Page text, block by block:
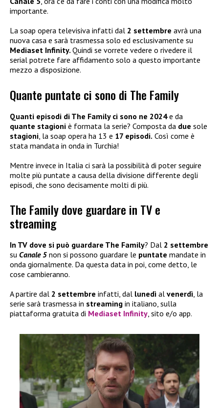
importante.
La soap opera televisiva infatti dal 2 settembre avrà una
nuova casa e sarà trasmessa solo ed esclusivamente su
Mediaset Infinity. Quindi se vorrete vedere o rivedere il
serial potrete fare affidamento solo a questo importante
mezzo a disposizione.
Quante puntate ci sono di The Family
Quanti episodi di The Family ci sono ne 2024e da
quante stagioni è formata la serie? Composta da due sole
stagioni , la soap opera ha 13 e 17 episodi. Così come è
stata mandata in onda in Turchia!
Mentre invece in Italia ci sarà la possibilità di poter seguire
molte più puntate a causa della divisione differente degli
episodi, che sono decisamente molti di più.
The Family dove guardare in TV e
streaming
In TV dove si può guardare The Family? Dal 2 settembre
su Canale 5 non si possono guardare le puntate mandate in
onda giornalmente. Da questa data in poi, come detto, le
cose cambieranno.
A partire dal 2 settembre infatti, dal lunedì al venerdì, la
serie sarà trasmessa in streaming in italiano, sulla
piattaforma gratuita di Mediaset Infinity, sito e/o app.